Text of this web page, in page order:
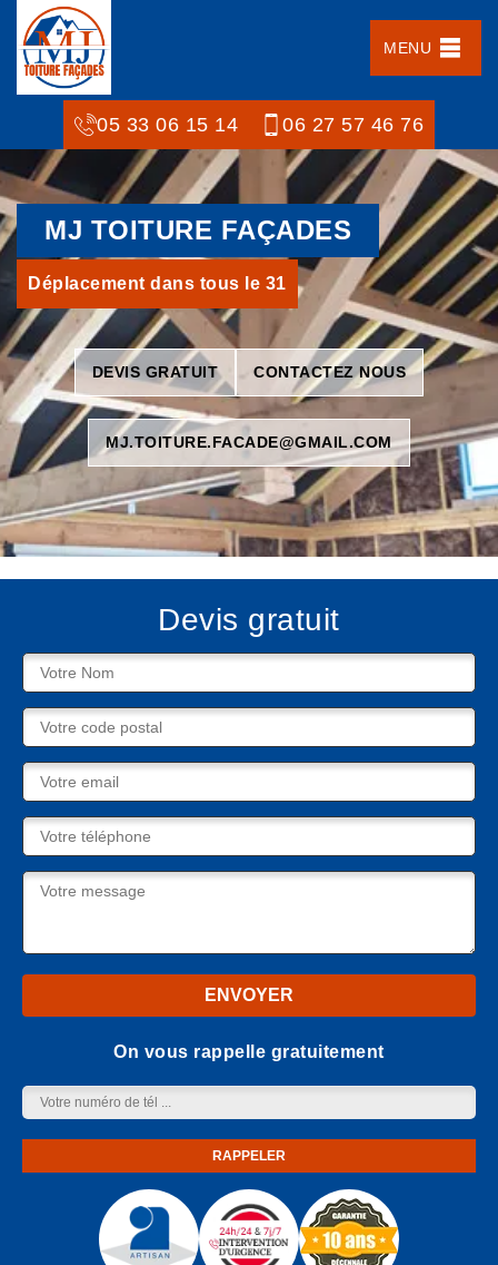
MENU
05 33 06 15 14 06 27 57 46 76
MJ TOITURE FAÇADES
Déplacement dans tous le 31
DEVIS GRATUIT CONTACTEZ NOUS
MJ.TOITURE.FACADE@GMAIL.COM
Devis gratuit
On vous rappelle gratuitement